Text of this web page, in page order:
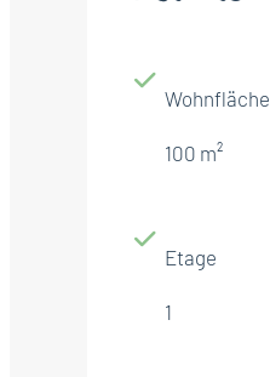
Wohnfläche
100 m²
Etage
1